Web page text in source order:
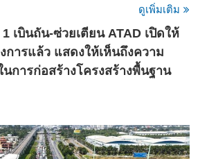
ดูเพิ่มเติม
เบินถัน-ซ่วยเตียน ATAD เปิดให้
การแล้ว แสดงให้เห็นถึงความ
การก่อสร้างโครงสร้างพื้นฐาน